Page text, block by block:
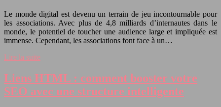
Le monde digital est devenu un terrain de jeu incontournable pour
les associations. Avec plus de 4,8 milliards d’internautes dans le
monde, le potentiel de toucher une audience large et impliquée est
immense. Cependant, les associations font face à un…
Lire la suite
Liens HTML : comment booster votre
SEO avec une structure intelligente